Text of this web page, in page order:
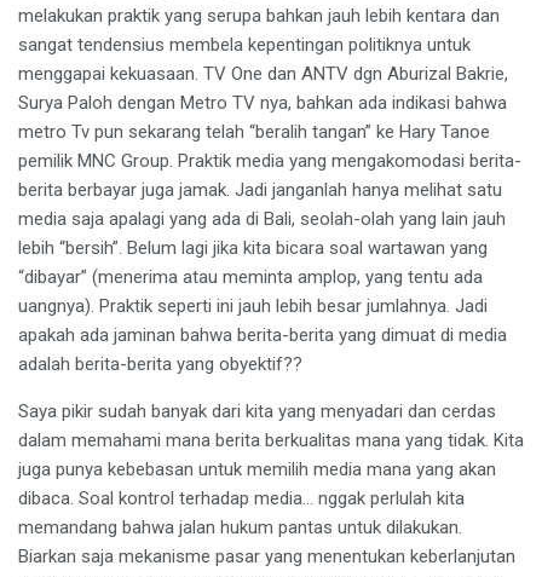
melakukan praktik yang serupa bahkan jauh lebih kentara dan
sangat tendensius membela kepentingan politiknya untuk
menggapai kekuasaan. TV One dan ANTV dgn Aburizal Bakrie,
Surya Paloh dengan Metro TV nya, bahkan ada indikasi bahwa
metro Tv pun sekarang telah “beralih tangan” ke Hary Tanoe
pemilik MNC Group. Praktik media yang mengakomodasi berita-
berita berbayar juga jamak. Jadi janganlah hanya melihat satu
media saja apalagi yang ada di Bali, seolah-olah yang lain jauh
lebih “bersih”. Belum lagi jika kita bicara soal wartawan yang
“dibayar” (menerima atau meminta amplop, yang tentu ada
uangnya). Praktik seperti ini jauh lebih besar jumlahnya. Jadi
apakah ada jaminan bahwa berita-berita yang dimuat di media
adalah berita-berita yang obyektif??
Saya pikir sudah banyak dari kita yang menyadari dan cerdas
dalam memahami mana berita berkualitas mana yang tidak. Kita
juga punya kebebasan untuk memilih media mana yang akan
dibaca. Soal kontrol terhadap media… nggak perlulah kita
memandang bahwa jalan hukum pantas untuk dilakukan.
Biarkan saja mekanisme pasar yang menentukan keberlanjutan